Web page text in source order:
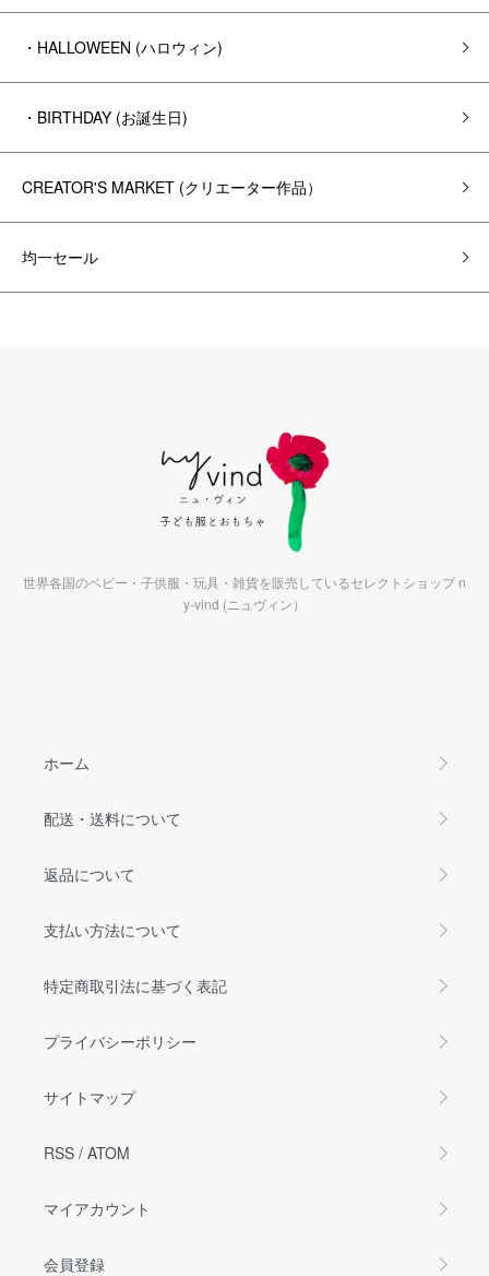
・HALLOWEEN (ハロウィン)
・BIRTHDAY (お誕生日)
CREATOR'S MARKET (クリエーター作品）
均一セール
世界各国のベビー・子供服・玩具・雑貨を販売しているセレクトショップ n
y-vind (ニュヴィン）
ホーム
配送・送料について
返品について
支払い方法について
特定商取引法に基づく表記
プライバシーポリシー
サイトマップ
RSS / ATOM
マイアカウント
会員登録